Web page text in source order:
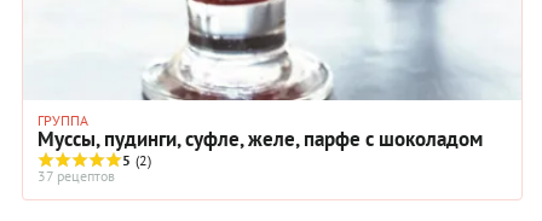
ГРУППА
Муссы, пудинги, суфле, желе, парфе с шоколадом
5 (2)
37 рецептов